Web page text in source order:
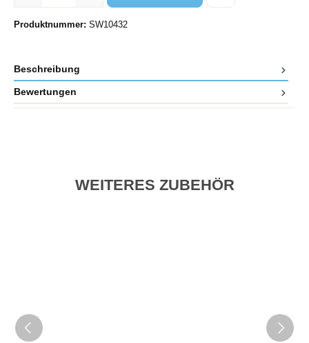
Produktnummer: SW10432
Beschreibung
Bewertungen
WEITERES ZUBEHÖR